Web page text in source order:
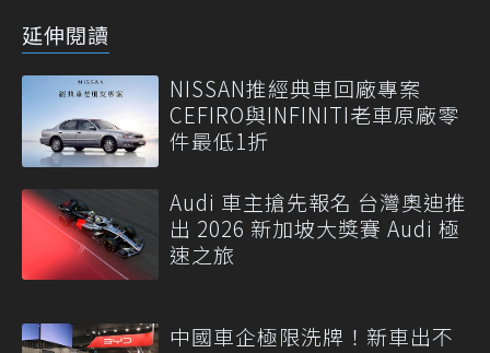
延伸閱讀
NISSAN推經典車回廠專案
CEFIRO與INFINITI老車原廠零
件最低1折
Audi 車主搶先報名 台灣奧迪推
出 2026 新加坡大獎賽 Audi 極
速之旅
中國車企極限洗牌！新車出不